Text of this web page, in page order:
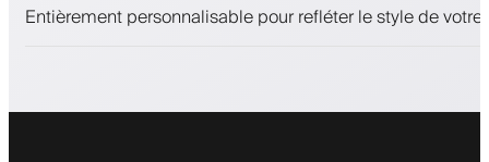
Entièrement personnalisable pour refléter le style de